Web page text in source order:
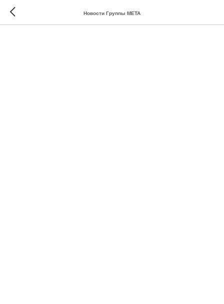
Новости Группы МЕТА